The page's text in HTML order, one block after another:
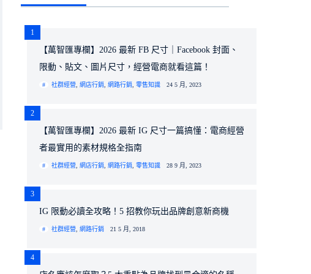
1
【萬智匯專欄】2026 最新 FB 尺寸｜Facebook 封面、
限動、貼文、圖片尺寸，經營電商就看這篇！
社群經營, 網店行銷, 網路行銷, 零售知識 24 5 月, 2023
2
【萬智匯專欄】2026 最新 IG 尺寸一篇搞懂：電商經營
者最實用的素材規格全指南
社群經營, 網店行銷, 網路行銷, 零售知識 28 9 月, 2023
3
IG 限動必讀全攻略！5 招教你玩出品牌創意新商機
社群經營, 網路行銷 21 5 月, 2018
4